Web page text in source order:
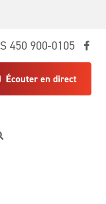
450 900-0105
Écouter en direct